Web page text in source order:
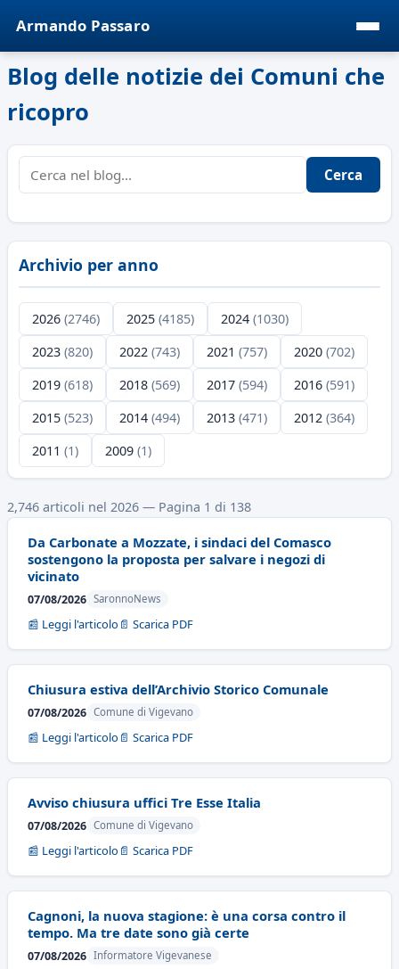
Armando Passaro
Blog delle notizie dei Comuni che
ricopro
Cerca
Archivio per anno
2026 (2746) 2025 (4185) 2024 (1030)
2023 (820) 2022 (743) 2021 (757) 2020 (702)
2019 (618) 2018 (569) 2017 (594) 2016 (591)
2015 (523) 2014 (494) 2013 (471) 2012 (364)
2011 (1) 2009 (1)
2,746 articoli nel 2026 — Pagina 1 di 138
Da Carbonate a Mozzate, i sindaci del Comasco
sostengono la proposta per salvare i negozi di
vicinato
07/08/2026 SaronnoNews
📰 Leggi l'articolo 📄 Scarica PDF
Chiusura estiva dell’Archivio Storico Comunale
07/08/2026 Comune di Vigevano
📰 Leggi l'articolo 📄 Scarica PDF
Avviso chiusura uffici Tre Esse Italia
07/08/2026 Comune di Vigevano
📰 Leggi l'articolo 📄 Scarica PDF
Cagnoni, la nuova stagione: è una corsa contro il
tempo. Ma tre date sono già certe
07/08/2026 Informatore Vigevanese